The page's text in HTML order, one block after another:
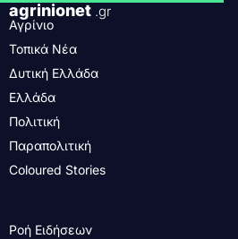
agrinionet .gr
Αγρίνιο
Τοπικά Νέα
Δυτική Ελλάδα
Ελλάδα
Πολιτική
Παραπολιτική
Coloured Stories
Ροή Ειδήσεων